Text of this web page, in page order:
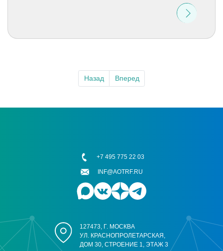
Назад Вперед
127473, Г. МОСКВА
УЛ. КРАСНОПРОЛЕТАРСКАЯ,
ДОМ 30, СТРОЕНИЕ 1, ЭТАЖ 3
+7 495 775 22 03
INF@AOTRF.RU